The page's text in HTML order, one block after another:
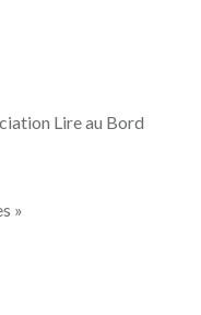
Lire au Bord
»